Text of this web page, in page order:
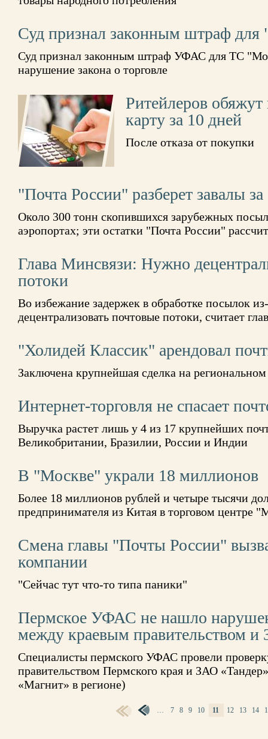
Суд признал законным штраф
Суд признал законным штраф УФАС для ТС
нарушение закона о торговле
Ритейлеров обяжут
карту за 10 дней
После отказа от покупки
"Почта России" разберет завалы
Около 300 тонн скопившихся зарубежных
аэропортах; эти остатки "Почта России"
Глава Минсвязи: Нужно
потоки
Во избежание задержек в обработке посылок
децентрализовать почтовые потоки, считает
"Холидей Классик" арендовал
Заключена крупнейшая сделка на
Интернет-торговля не спасает
Выручка растет лишь у 4 из 17 крупнейших
Великобритании, Бразилии, России и Индии
В "Москве" украли 18 миллионов
Более 18 миллионов рублей и четыре тысячи
предпринимателя из Китая в торговом центре
Смена главы "Почты России"
компании
"Сейчас тут что-то типа паники"
Пермское УФАС не нашло
между краевым правительством
Специалисты пермского УФАС провели
правительством Пермского края и ЗАО
«Магнит» в регионе)
… 7 8 9 10 11 12 13 14